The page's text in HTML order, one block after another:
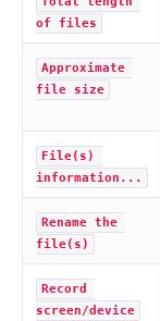
of files
Approximate
file size
File(s)
information...
Rename the
file(s)
Record
screen/device